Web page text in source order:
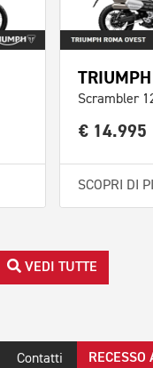
TRIUMPH
Scrambler
€ 14.995
SCOPRI DI
VEDI TUTTE
Contatti